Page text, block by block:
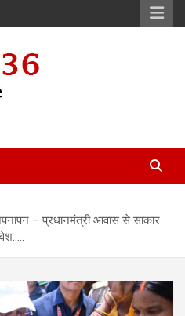
– प्रधानमंत्री आवास से साकार